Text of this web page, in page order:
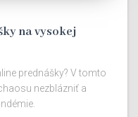
na vysokej
prednášky? V tomto
nezblázniť a